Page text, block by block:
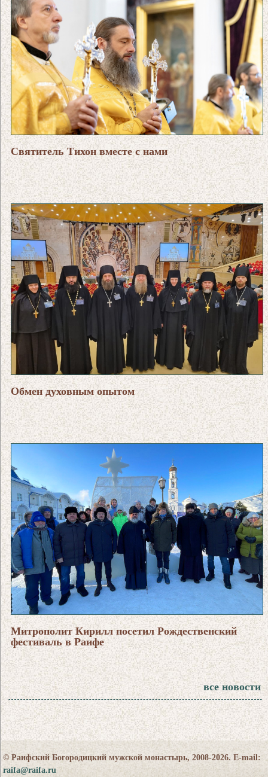
Святитель Тихон вместе с нами
Обмен духовным опытом
Митрополит Кирилл посетил Рождественский
фестиваль в Раифе
все новости
© Раифский Богородицкий мужской монастырь, 2008-2026. E-mail:
raifa@raifa.ru